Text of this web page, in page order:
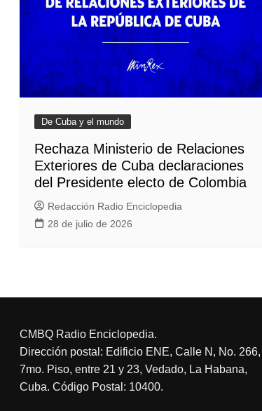
De Cuba y el mundo
Rechaza Ministerio de Relaciones
Exteriores de Cuba declaraciones
del Presidente electo de Colombia
Redacción Radio Enciclopedia
28 de julio de 2026
CMBQ Radio Enciclopedia.
Dirección postal: Edificio ENE, Calle N, No. 266,
7mo. Piso, entre 21 y 23, Vedado, La Habana,
Cuba. Código Postal: 10400.